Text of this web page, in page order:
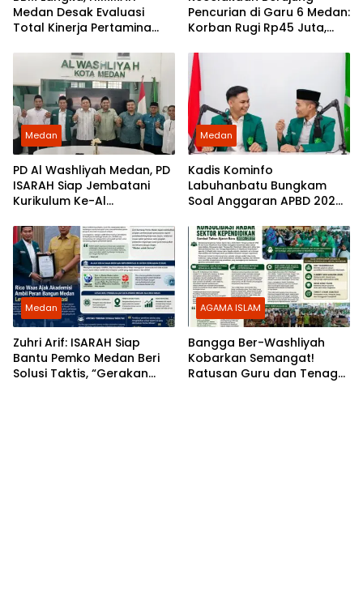
Medan Desak Evaluasi
Total Kinerja Pertamina
Sumbagut
Pencurian di Garu 6 Medan:
Korban Rugi Rp45 Juta,
Angkat Bicara
Medan
PD Al Washliyah Medan, PD
ISARAH Siap Jembatani
Kurikulum Ke-Al
Medan
Kadis Kominfo
Labuhanbatu Bungkam
Soal Anggaran APBD 2024,
Jaksa Turun Tangan
Medan
Zuhri Arif: ISARAH Siap
Bantu Pemko Medan Beri
Solusi Taktis, “Gerakan
AGAMA ISLAM
Bangga Ber-Washliyah
Kobarkan Semangat!
Ratusan Guru dan Tenaga